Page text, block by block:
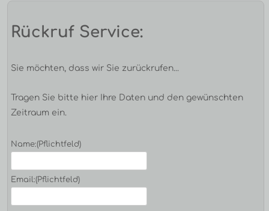
Rückruf Service:
Sie möchten, dass wir Sie zurückrufen...
Tragen Sie bitte hier Ihre Daten und den gewünschten
Zeitraum ein.
Name:(Pflichtfeld)
Email:(Pflichtfeld)